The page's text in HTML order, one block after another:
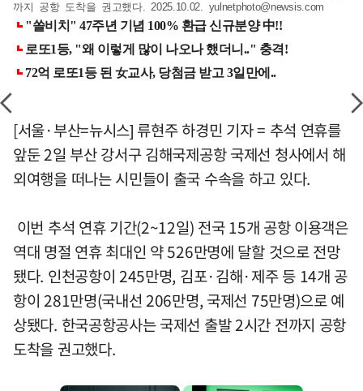
까지 공항 도착을 권고했다. 2025.10.02. yulnetphoto@newsis.com
[서울·부산=뉴시스] 류현주 하경민 기자 = 추석 연휴를
앞둔 2일 부산 강서구 김해국제공항 국제선 청사에서 해
외여행을 떠나는 시민들이 출국 수속을 하고 있다.
이번 추석 연휴 기간(2~12일) 전국 15개 공항 이용객은
역대 명절 연휴 최대인 약 526만명에 달할 것으로 전망
됐다. 인천공항이 245만명, 김포·김해·제주 등 14개 공
항이 281만명(국내선 206만명, 국제선 75만명)으로 예
상됐다. 한국공항공사는 국제선 출발 2시간 전까지 공항
도착을 권고했다.